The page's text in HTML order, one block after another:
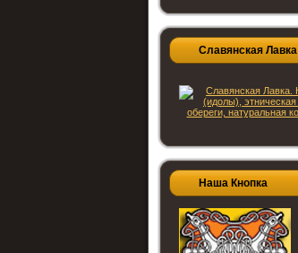
Славянская Лавка
Наша Кнопка